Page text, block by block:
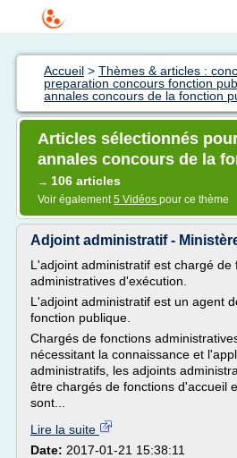
Accueil > Thèmes & articles :
preparation concours fonction
annales concours de la fonction
Articles sélectionnés
annales concours de la
→ 106 articles
Voir également5 Vidéos pour ce thème
Adjoint administratif -
L'adjoint administratif est chargé de
administratives d'exécution.
L'adjoint administratif est un agent
fonction publique.
Chargés de fonctions
nécessitant la connaissance et
administratifs, les adjoints
être chargés de fonctions d'accueil
sont...
Lire la suite
Date: 2017-01-21 15:38:11